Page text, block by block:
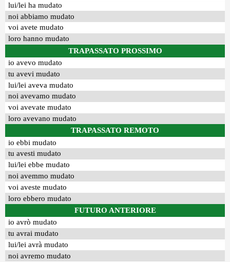
lui/lei ha mudato
noi abbiamo mudato
voi avete mudato
loro hanno mudato
TRAPASSATO PROSSIMO
io avevo mudato
tu avevi mudato
lui/lei aveva mudato
noi avevamo mudato
voi avevate mudato
loro avevano mudato
TRAPASSATO REMOTO
io ebbi mudato
tu avesti mudato
lui/lei ebbe mudato
noi avemmo mudato
voi aveste mudato
loro ebbero mudato
FUTURO ANTERIORE
io avrò mudato
tu avrai mudato
lui/lei avrà mudato
noi avremo mudato